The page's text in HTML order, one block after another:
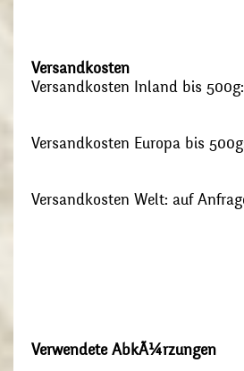
Versandkosten
Versandkosten Inland bis
Versandkosten Europa bis
Versandkosten Welt: auf
Verwendete AbkÃ¼rzungen